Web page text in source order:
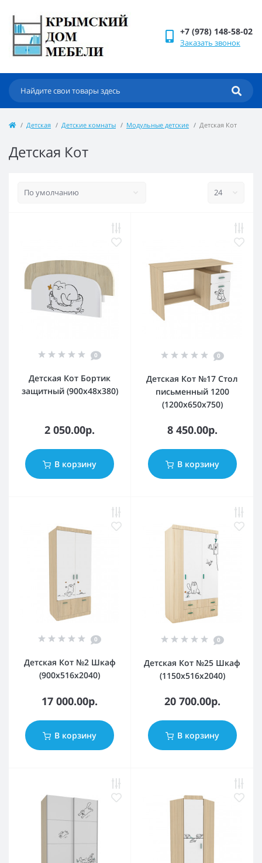
+7 (978) 148-58-02
Заказать звонок
Детская Детские комнаты Модульные детские Детская Кот
Детская Кот
0
Детская Кот Бортик
защитный (900x48x380)
2 050.00р.
В корзину
0
Детская Кот №17 Стол
письменный 1200
(1200x650x750)
8 450.00р.
В корзину
0
Детская Кот №2 Шкаф
(900х516х2040)
17 000.00р.
В корзину
0
Детская Кот №25 Шкаф
(1150х516х2040)
20 700.00р.
В корзину